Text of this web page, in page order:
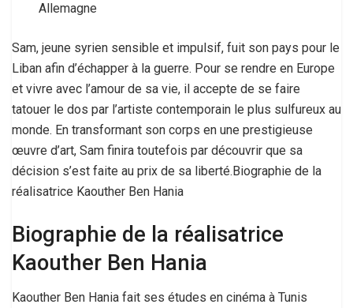
Allemagne
Sam, jeune syrien sensible et impulsif, fuit son pays pour le
Liban afin d’échapper à la guerre. Pour se rendre en Europe
et vivre avec l’amour de sa vie, il accepte de se faire
tatouer le dos par l’artiste contemporain le plus sulfureux au
monde. En transformant son corps en une prestigieuse
œuvre d’art, Sam finira toutefois par découvrir que sa
décision s’est faite au prix de sa liberté.Biographie de la
réalisatrice Kaouther Ben Hania
Biographie de la réalisatrice
Kaouther Ben Hania
Kaouther Ben Hania fait ses études en cinéma à Tunis